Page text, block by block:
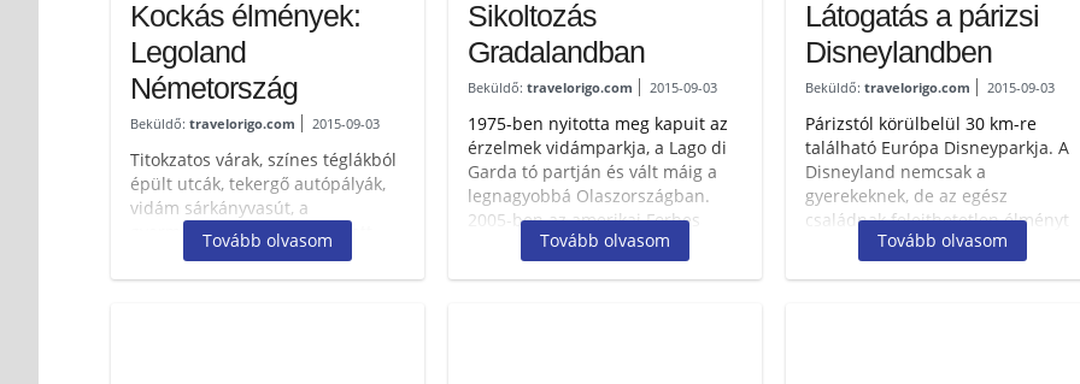
Kockás élmények:
Legoland
Németország
Beküldő: travelorigo.com 2015-09-03
Titokzatos várak, színes téglákból
épült utcák, tekergő autópályák,
vidám sárkányvasút, a
gyermekszobákban elkészített
minicsodák valóra válnak,
megadva azt az élményt,
Tovább olvasom
Sikoltozás
Gradalandban
Beküldő: travelorigo.com 2015-09-03
1975-ben nyitotta meg kapuit az
érzelmek vidámparkja, a Lago di
Garda tó partján és vált máig a
legnagyobbá Olaszországban.
2005-ben az amerikai Forbes
magazin a világ 5.-ik...
Tovább olvasom
Látogatás a párizsi
Disneylandben
Beküldő: travelorigo.com 2015-09-03
Párizstól körülbelül 30 km-re
található Európa Disneyparkja. A
Disneyland nemcsak a
gyerekeknek, de az egész
családnak felejthetetlen élményt
nyújt. Működik. Ha egyetlen
szóba...
Tovább olvasom